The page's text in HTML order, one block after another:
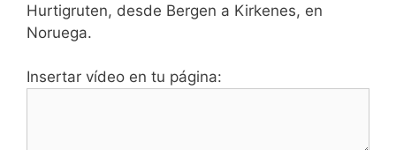
Hurtigruten, desde Bergen a Kirkenes, en
Noruega.
Insertar vídeo en tu página: